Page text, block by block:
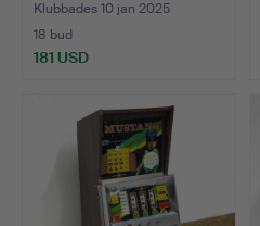
Klubbades 10 jan 2025
18 bud
181 USD